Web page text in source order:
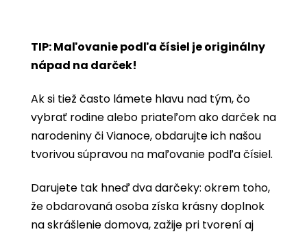
TIP: Maľovanie podľa čísiel je originálny
nápad na darček!
Ak si tiež často lámete hlavu nad tým, čo
vybrať rodine alebo priateľom ako darček na
narodeniny či Vianoce, obdarujte ich našou
tvorivou súpravou na maľovanie podľa čísiel.
Darujete tak hneď dva darčeky: okrem toho,
že obdarovaná osoba získa krásny doplnok
na skrášlenie domova, zažije pri tvorení aj